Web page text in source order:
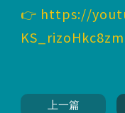
👉 https://
上一篇